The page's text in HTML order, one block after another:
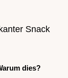
Snack
dies?